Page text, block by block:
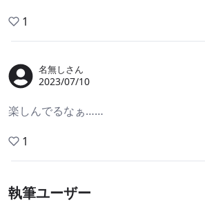
1
名無しさん
2023/07/10
楽しんでるなぁ……
1
執筆ユーザー